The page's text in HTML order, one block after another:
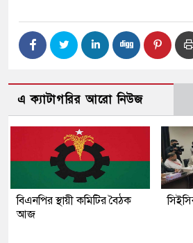
এ ক্যাটাগরির আরো নিউজ
বিএনপির স্থায়ী কমিটির বৈঠক
আজ